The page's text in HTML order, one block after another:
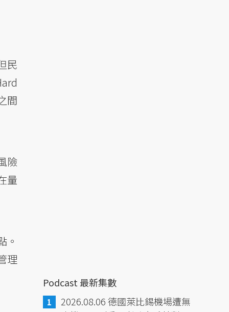
民
間
險
量
。
理
Podcast 最新集數
2026.08.06 德國萊比錫機場遭無